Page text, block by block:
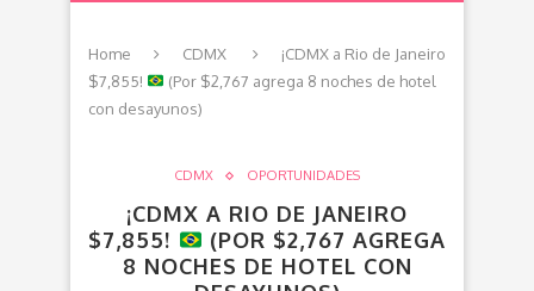
Home CDMX
¡CDMX a Rio de Janeiro
$7,855!
(Por $2,767 agrega 8 noches de hotel
con desayunos)
CDMX OPORTUNIDADES
¡CDMX A RIO DE JANEIRO
$7,855!
(POR $2,767 AGREGA
8 NOCHES DE HOTEL CON